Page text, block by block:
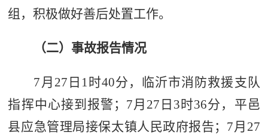
组，积极做好善后处置工作。
（二）事故报告情况
7 月 27 日 1 时40分，临沂市消防救援支队
指挥中心接到报警 ； 7月 27 日 3 时36分，平邑
县应急管理局接保太镇人民政府报告； 7月 27